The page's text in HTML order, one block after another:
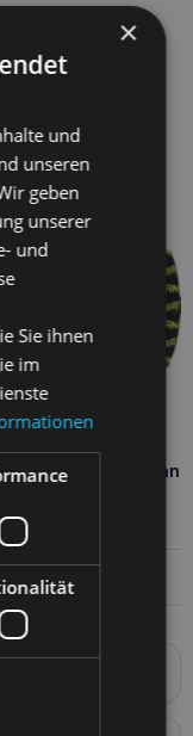
Haustiere Batman
€
Hulk wird Ihnen
×
und
unseren
geben
unserer
und
Sie ihnen
im